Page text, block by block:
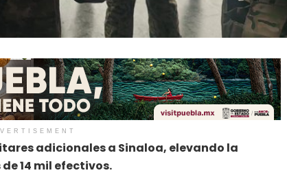
adicionales a Sinaloa, elevando la
14 mil efectivos.